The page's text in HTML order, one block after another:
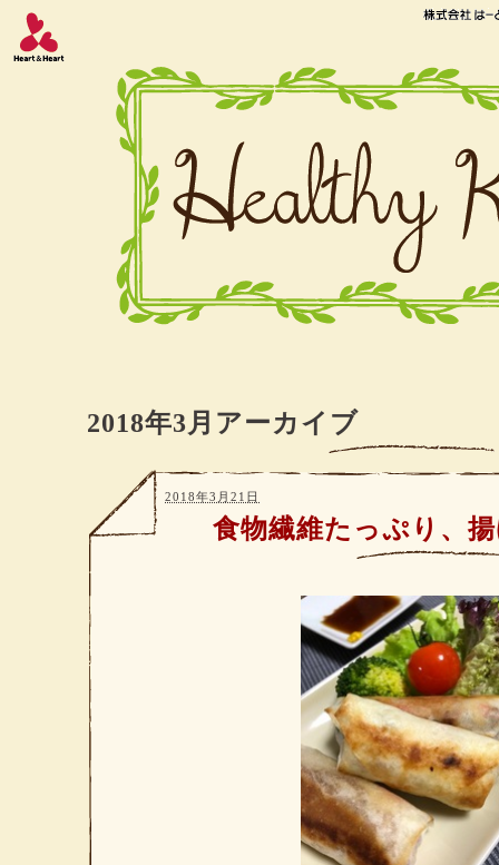
2018年3月アーカイブ
食物繊維たっぷり、
2018年3月21日